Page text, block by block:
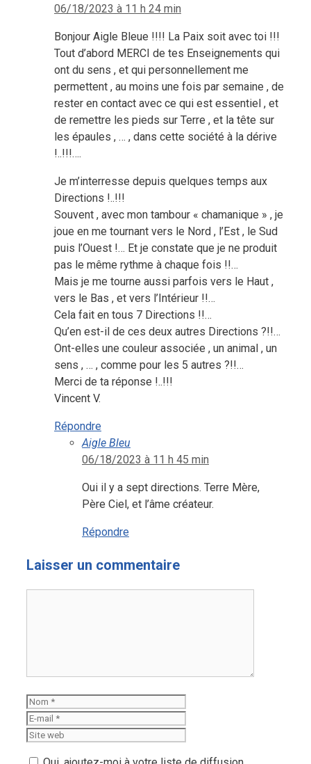
06/18/2023 à 11 h 24 min
Bonjour Aigle Bleue !!!! La Paix soit avec toi !!!
Tout d’abord MERCI de tes Enseignements qui
ont du sens , et qui personnellement me
permettent , au moins une fois par semaine , de
rester en contact avec ce qui est essentiel , et
de remettre les pieds sur Terre , et la tête sur
les épaules , … , dans cette société à la dérive
!..!!!….
Je m’interresse depuis quelques temps aux
Directions !..!!!
Souvent , avec mon tambour « chamanique » , je
joue en me tournant vers le Nord , l’Est , le Sud
puis l’Ouest !… Et je constate que je ne produit
pas le même rythme à chaque fois !!…
Mais je me tourne aussi parfois vers le Haut ,
vers le Bas , et vers l’Intérieur !!…
Cela fait en tous 7 Directions !!…
Qu’en est-il de ces deux autres Directions ?!!…
Ont-elles une couleur associée , un animal , un
sens , … , comme pour les 5 autres ?!!…
Merci de ta réponse !..!!!
Vincent V.
Répondre
Aigle Bleu
06/18/2023 à 11 h 45 min
Oui il y a sept directions. Terre Mère,
Père Ciel, et l’âme créateur.
Répondre
Laisser un commentaire
Nom